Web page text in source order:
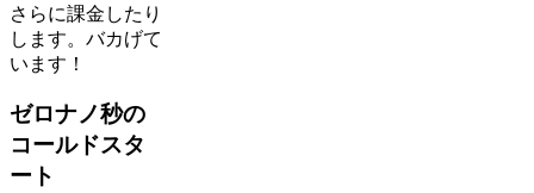
さらに課金したり
します。バカげて
います！
ゼロナノ秒の
コールドスタ
ート